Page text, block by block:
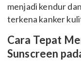
menjadi kendur
terkena kanker
Cara Tepat
Sunscreen